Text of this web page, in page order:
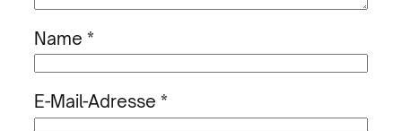
Name *
E-Mail-Adresse *